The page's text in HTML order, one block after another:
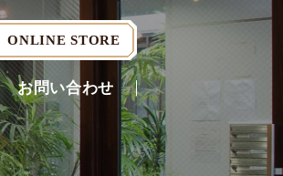
ONLINE STORE
お問い合わせ